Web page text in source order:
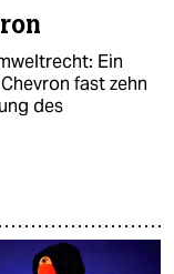
Ein
fast zehn
des